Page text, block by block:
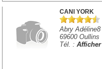
CANI YORK
Abry
69600 Oullins
Tél. :